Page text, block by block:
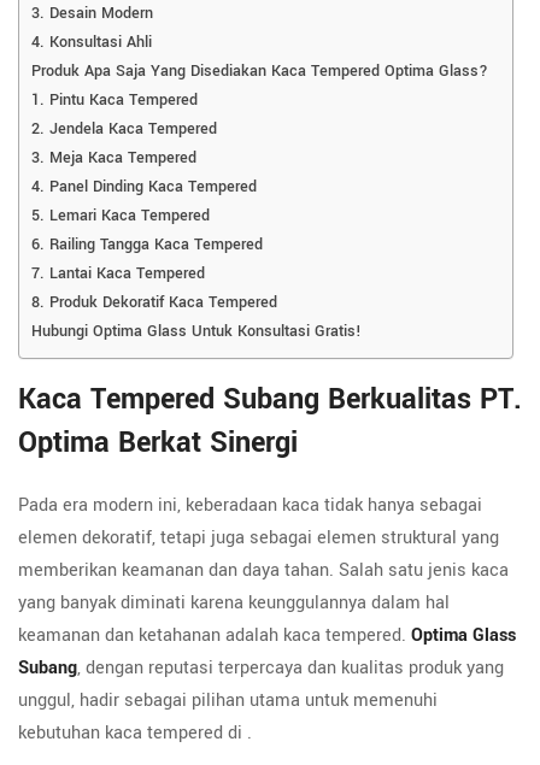
3. Desain Modern
4. Konsultasi Ahli
Produk Apa Saja Yang Disediakan Kaca Tempered Optima Glass?
1. Pintu Kaca Tempered
2. Jendela Kaca Tempered
3. Meja Kaca Tempered
4. Panel Dinding Kaca Tempered
5. Lemari Kaca Tempered
6. Railing Tangga Kaca Tempered
7. Lantai Kaca Tempered
8. Produk Dekoratif Kaca Tempered
Hubungi Optima Glass Untuk Konsultasi Gratis!
Kaca Tempered Subang Berkualitas PT.
Optima Berkat Sinergi
Pada era modern ini, keberadaan kaca tidak hanya sebagai
elemen dekoratif, tetapi juga sebagai elemen struktural yang
memberikan keamanan dan daya tahan. Salah satu jenis kaca
yang banyak diminati karena keunggulannya dalam hal
keamanan dan ketahanan adalah kaca tempered. Optima Glass
Subang, dengan reputasi terpercaya dan kualitas produk yang
unggul, hadir sebagai pilihan utama untuk memenuhi
kebutuhan kaca tempered di .